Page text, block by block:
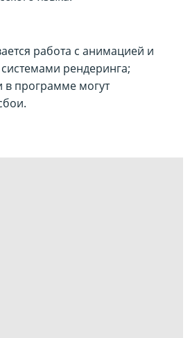
работа с анимацией и
рендеринга;
в программе могут